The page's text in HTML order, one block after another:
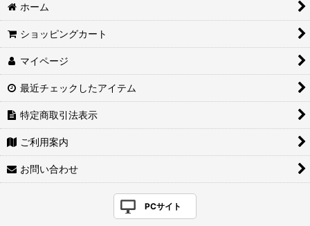
ホーム
ショッピングカート
マイページ
最近チェックしたアイテム
特定商取引法表示
ご利用案内
お問い合わせ
PCサイト